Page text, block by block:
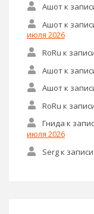
Ашотк
Ашотк
июля 2026
RoRu к
Ашотк
Ашотк
RoRu к
Гнида к
июля 2026
Sergк записи